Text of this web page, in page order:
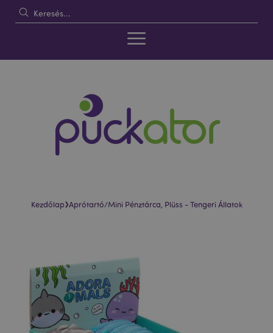
Kezdőlap›Aprótartó/Mini Pénztárca, Plüss - Tengeri Állatok